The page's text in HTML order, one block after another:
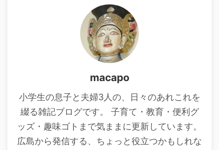
macapo
小学生の息子と夫婦3人の、日々のあれこれを
綴る雑記ブログです。 子育て・教育・便利グ
ッズ・趣味ゴトまで気ままに更新しています。
広島から発信する、ちょっと役立つかもしれな